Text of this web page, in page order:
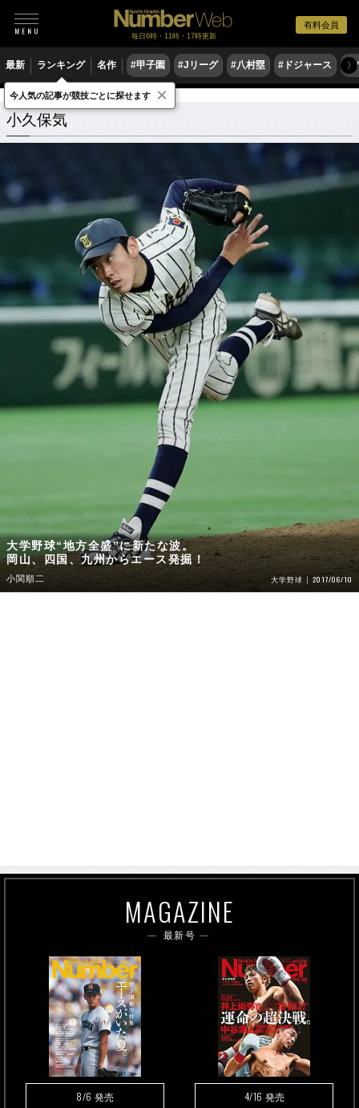
有料会員
毎日6時・11時・17時更新
最新 ランキング 名作 #甲子園 #Jリーグ #八村塁 #ドジャース #
〉
小久保気 関連記事
小久保気
大学野球“地方全盛”に新たな波。
岡山、四国、九州からエース発掘！
小関順二 大学野球 2017/06/10
MAGAZINE
最新号
8/6 発売 4/16 発売
今人気の記事が競技ごとに探せます ×